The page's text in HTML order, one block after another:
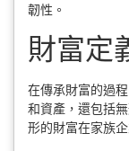
韌性。
財富定
在傳承財富的過
和資產，還包括
形的財富在家族